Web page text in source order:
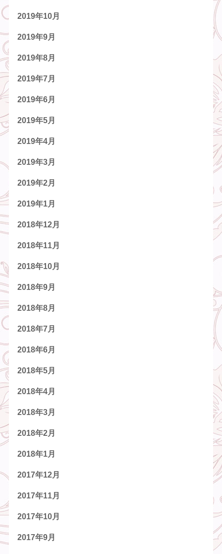
2019年10月
2019年9月
2019年8月
2019年7月
2019年6月
2019年5月
2019年4月
2019年3月
2019年2月
2019年1月
2018年12月
2018年11月
2018年10月
2018年9月
2018年8月
2018年7月
2018年6月
2018年5月
2018年4月
2018年3月
2018年2月
2018年1月
2017年12月
2017年11月
2017年10月
2017年9月